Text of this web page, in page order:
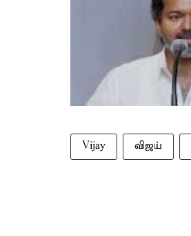
Vijay விஜய்